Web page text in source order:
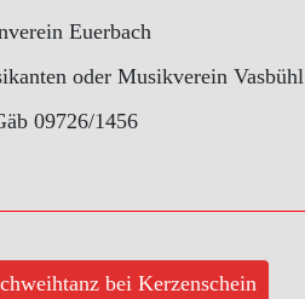
Euerbach
oder Musikverein Vasbühl
09726/1456
bei Kerzenschein